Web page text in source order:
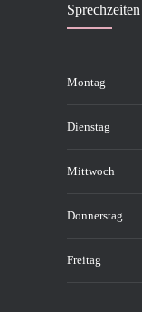
Sprech­zei­ten
Montag
Dienstag
Mittwoch
Donnerstag
Freitag